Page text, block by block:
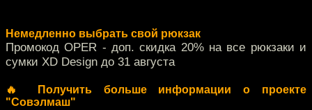
Немедленно выбрать свой рюкзак
Промокод OPER - доп. скидка 20% на все рюкзаки и
сумки XD Design до 31 августа
🔥 Получить больше информации о проекте
"Совэлмаш"